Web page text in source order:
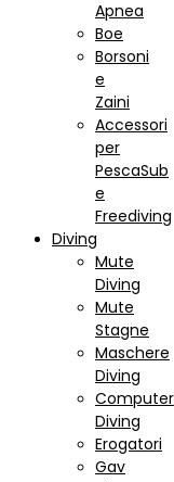
Apnea
Boe
Borsoni
e
Zaini
Accessori
per
PescaSub
e
Freediving
Diving
Mute
Diving
Mute
Stagne
Maschere
Diving
Computer
Diving
Erogatori
Gav